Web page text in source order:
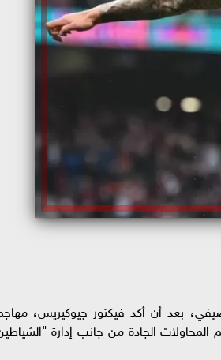
بعد أن أكد فيكتور جيوكيريس،
الجادة من جانب إدارة